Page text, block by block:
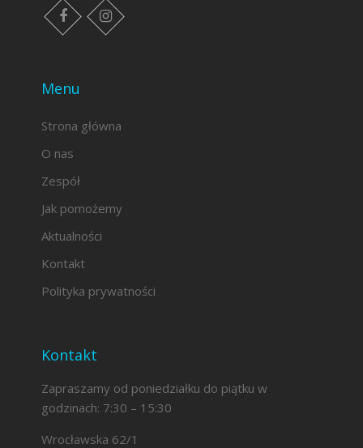
facebook instagram
Menu
Strona główna
O nas
Zespół
Jak pomożemy
Aktualności
Kontakt
Polityka prywatności
Kontakt
Zapraszamy od poniedziałku do piątku w
godzinach: 7:30 – 15:30
Wrocławska 62/1